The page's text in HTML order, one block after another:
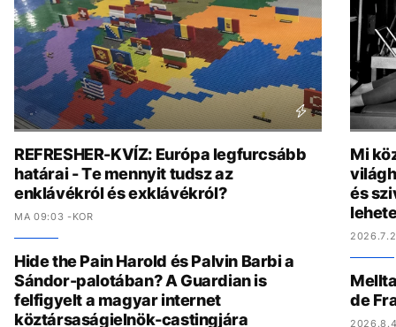
REFRESHER-KVÍZ: Európa legfurcsább
határai - Te mennyit tudsz az
enklávékról és exklávékról?
MA 09:03 -KOR
Hide the Pain Harold és Palvin Barbi a
Sándor-palotában? A Guardian is
felfigyelt a magyar internet
köztársaságielnök-castingjára
Mi
és
de